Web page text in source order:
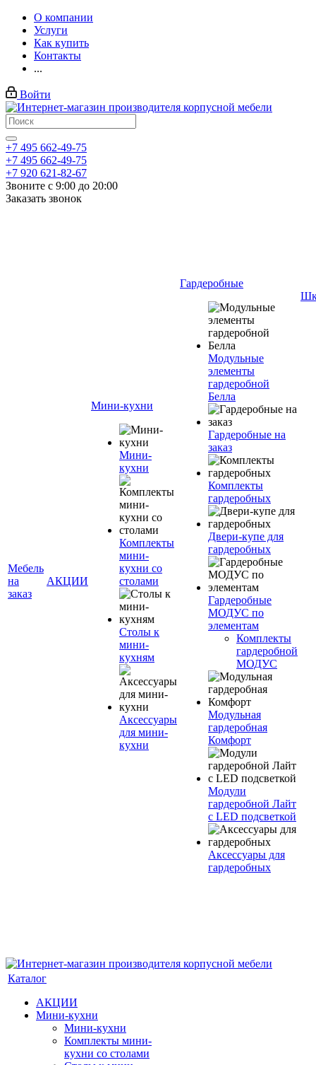
О компании
Услуги
Как купить
Контакты
...
Войти
+7 495 662-49-75
+7 495 662-49-75
+7 920 621-82-67
Звоните с 9:00 до 20:00
Заказать звонок
Мебель
на
заказ
АКЦИИ
Мини-кухни
Мини-
кухни
Комплекты
мини-
кухни со
столами
Столы к
мини-
кухням
Аксессуары
для мини-
кухни
Гардеробные
Модульные
элементы
гардеробной
Белла
Гардеробные на
заказ
Комплекты
гардеробных
Двери-купе для
гардеробных
Гардеробные
МОДУС по
элементам
Комплекты
гардеробной
МОДУС
Модульная
гардеробная
Комфорт
Модули
гардеробной Лайт
с LED подсветкой
Аксессуары для
гардеробных
Каталог
АКЦИИ
Мини-кухни
Мини-кухни
Комплекты мини-
кухни со столами